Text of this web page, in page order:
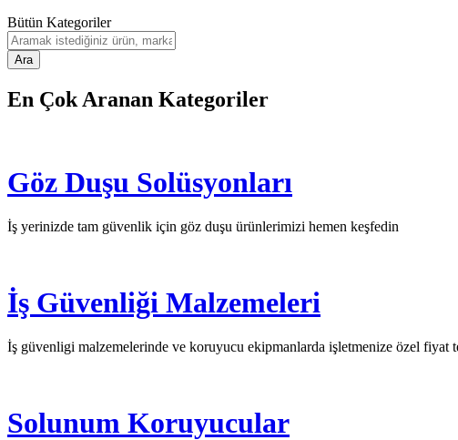
Bütün Kategoriler
Ara
En Çok Aranan Kategoriler
Göz Duşu Solüsyonları
İş yerinizde tam güvenlik için göz duşu ürünlerimizi hemen keşfedin
İş Güvenliği Malzemeleri
İş güvenligi malzemelerinde ve koruyucu ekipmanlarda işletmenize özel fiyat
Solunum Koruyucular